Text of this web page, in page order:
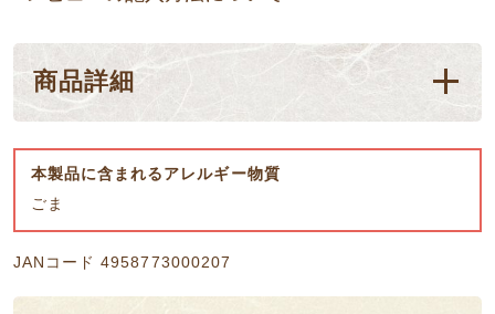
商品詳細
本製品に含まれるアレルギー物質
ごま
JANコード 4958773000207